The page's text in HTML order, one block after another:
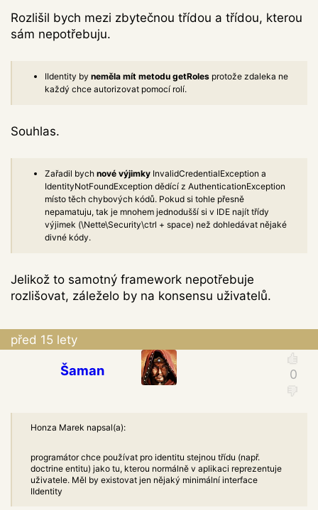
Rozlišil bych mezi zbytečnou třídou a třídou, kterou
sám nepotřebuju.
IIdentity by neměla mít metodu getRoles protože zdaleka ne
každý chce autorizovat pomocí rolí.
Souhlas.
Zařadil bych nové výjimky InvalidCredentialException a
IdentityNotFoundException dědící z AuthenticationException
místo těch chybových kódů. Pokud si tohle přesně
nepamatuju, tak je mnohem jednodušší si v IDE najít třídy
výjimek (\Nette\Security\ctrl + space) než dohledávat nějaké
divné kódy.
Jelikož to samotný framework nepotřebuje
rozlišovat, záleželo by na konsensu uživatelů.
před 15 lety
Šaman
Honza Marek napsal(a):
programátor chce používat pro identitu stejnou třídu (např.
doctrine entitu) jako tu, kterou normálně v aplikaci reprezentuje
uživatele. Měl by existovat jen nějaký minimální interface
IIdentity